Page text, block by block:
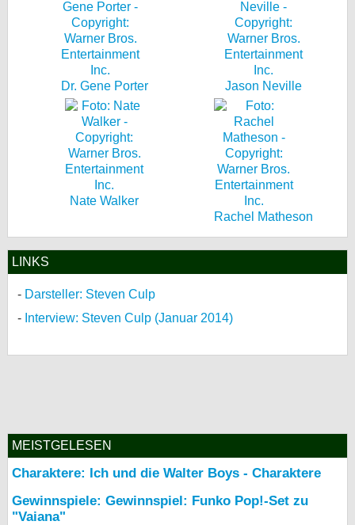
Dr. Gene Porter Jason Neville
Nate Walker
Rachel Matheson
LINKS
Darsteller: Steven Culp
Interview: Steven Culp (Januar 2014)
MEISTGELESEN
Charaktere: Ich und die Walter Boys - Charaktere
Gewinnspiele: Gewinnspiel: Funko Pop!-Set zu
"Vaiana"
bei Facebook
Nutzungsbedingungen
Datenschutz
Cookie-Einstellungen
Impressum